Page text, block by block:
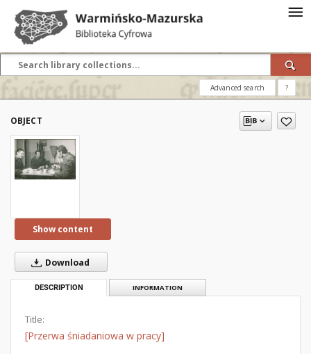
Advanced search ?
OBJECT
Show content
Download
DESCRIPTION INFORMATION
Title:
[Przerwa śniadaniowa w pracy]